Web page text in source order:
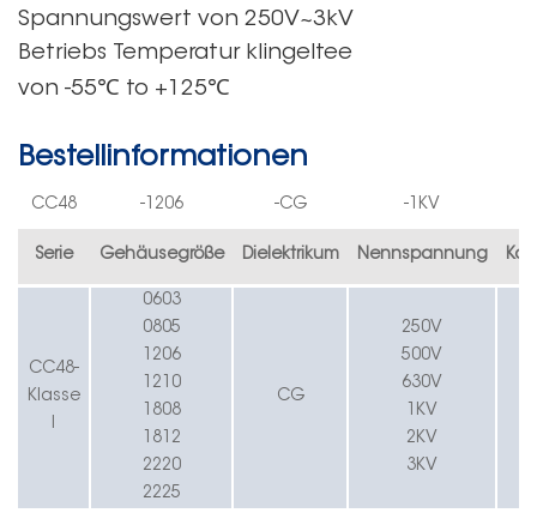
Spannungswert von250V~3kV
Betriebs Temperatur klingeltee
von -55℃ to +125℃
Bestellinformationen
CC48 -1206 -CG - 1KV
Serie Gehäusegröße Dielektrikum Nennspannung
CC48-
Klasse
I
0603
0805
1206
1210
1808
1812
2220
2225
CG
250V
500V
630V
1KV
2KV
3KV